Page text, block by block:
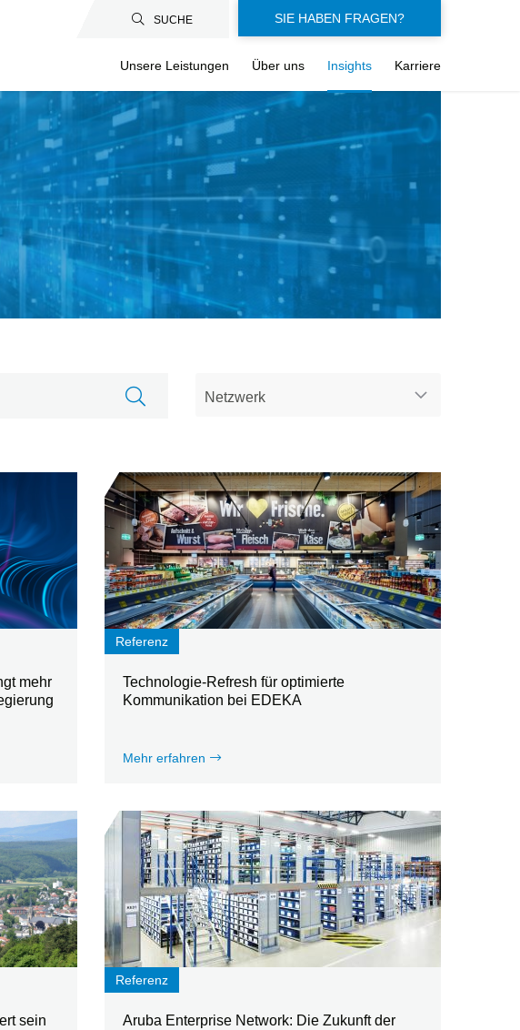
SUCHE SIE HABEN FRAGEN?
Unsere Leistungen Über uns Insights Karriere
mehr
Referenz
Technologie-Refresh für optimierte
Kommunikation bei EDEKA
Mehr erfahren
sein
Referenz
Aruba Enterprise Network: Die Zukunft der